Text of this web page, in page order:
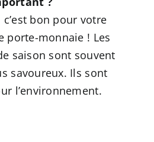
bon pour votre
porte-monnaie ! Les
saison sont souvent
savoureux. Ils sont
l’environnement.